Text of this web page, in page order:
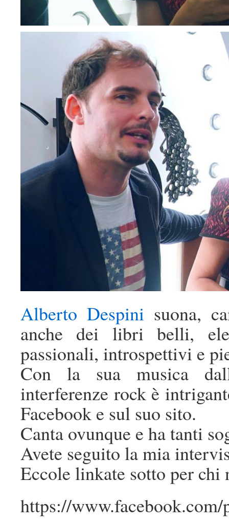
Alberto Despini suona,
anche dei libri belli,
passionali, introspettivi e
Con la sua musica
interferenze rock è
Facebook e sul suo sito.
Canta ovunque e ha tanti
Avete seguito la mia
Eccole linkate sotto per chi
https://